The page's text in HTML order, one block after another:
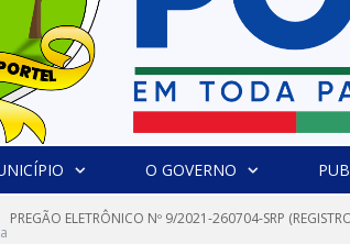
O GOVERNO
PREGÃO ELETRÔNICO Nº 9/2021-260704-SRP